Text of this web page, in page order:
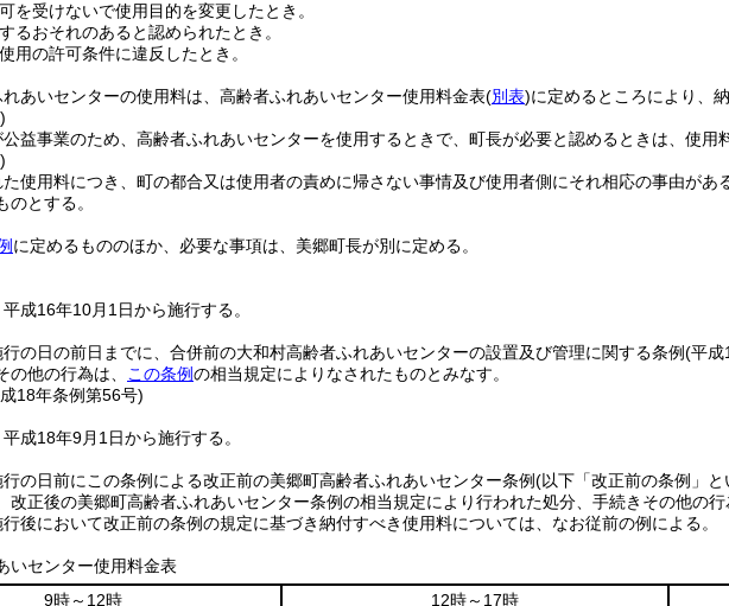
を受けないで使用目的を変更したとき。
るおそれのあると認められたとき。
用の許可条件に違反したとき。
あいセンターの使用料は、高齢者ふれあいセンター使用料金表(別表)に定めるところにより、
益事業のため、高齢者ふれあいセンターを使用するときで、町長が必要と認めるときは、使用
使用料につき、町の都合又は使用者の責めに帰さない事情及び使用者側にそれ相応の事由が
のとする。
に定めるもののほか、必要な事項は、美郷町長が別に定める。
平成16年10月1日から施行する。
の日の前日までに、合併前の大和村高齢者ふれあいセンターの設置及び管理に関する条例(平成
の他の行為は、
この条例の相当規定によりなされたものとみなす。
18年条例第56号)
成18年9月1日から施行する。
の日前にこの条例による改正前の美郷町高齢者ふれあいセンター条例(以下「改正前の条例」と
改正後の美郷町高齢者ふれあいセンター条例の相当規定により行われた処分、手続きその他の行
後において改正前の条例の規定に基づき納付すべき使用料については、なお従前の例による。
いセンター使用料金表
9時～12時
12時～17時